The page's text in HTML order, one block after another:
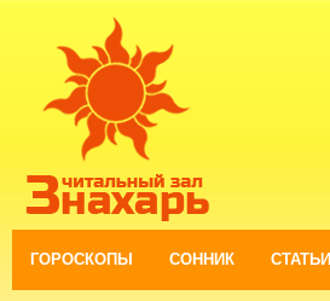
ГОРОСКОПЫ СОННИК СТАТЬИ